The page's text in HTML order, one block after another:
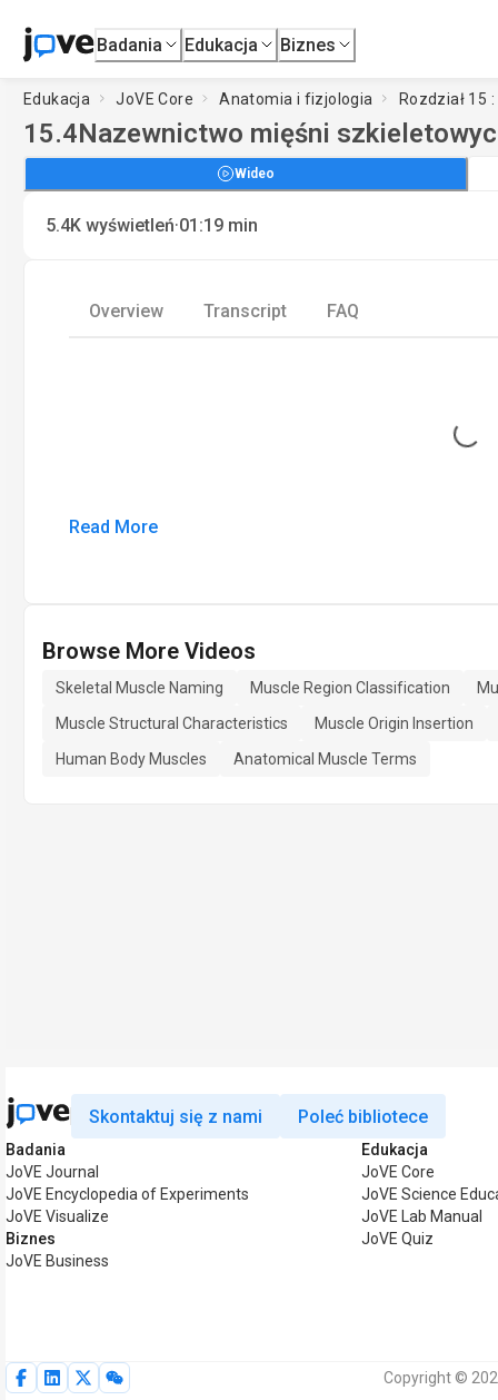
Badania Edukacja Biznes
Edukacja JoVE Core Anatomia i fizjologia Rozdział 15
15.4Nazewnictwo mięśni
Wideo
5.4K wyświetleń·01:19 min
Overview Transcript FAQ
Loading...
Read More
Browse More Videos
Skeletal Muscle Naming Muscle Region Classification
Muscle Structural Characteristics
Muscle Origin Insertion
Human Body Muscles
Anatomical Muscle Terms
Skontaktuj się z nami Poleć bibliotece
Badania
JoVE Journal
JoVE Encyclopedia of Experiments
JoVE Visualize
Biznes
JoVE Business
Edukacja
JoVE Core
JoVE Science
JoVE Lab Manual
JoVE Quiz
Copyright ©